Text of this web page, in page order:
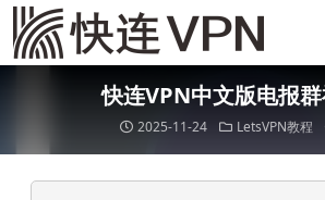
快连VPN中文版电报
2025-11-24 LetsVPN教程